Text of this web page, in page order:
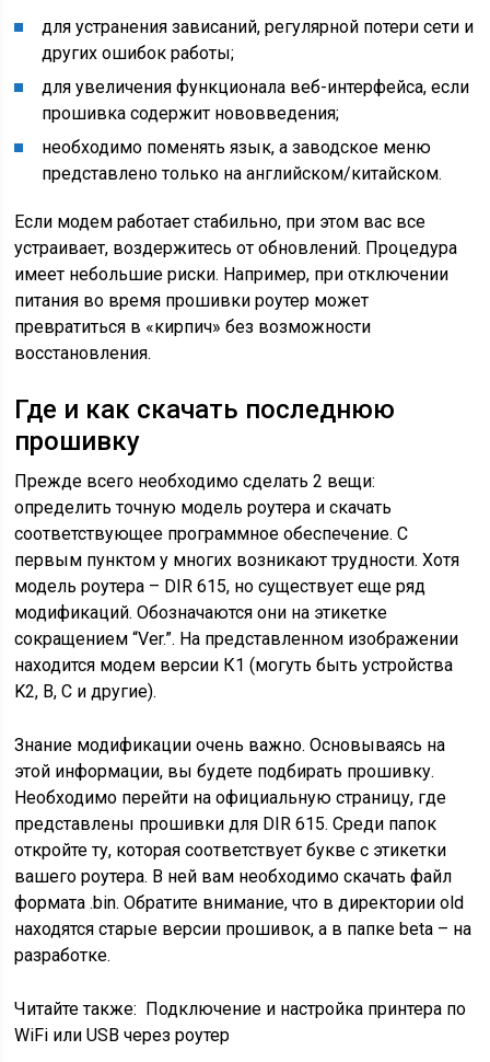
для устранения зависаний, регулярной потери сети и
других ошибок работы;
для увеличения функционала веб-интерфейса, если
прошивка содержит нововведения;
необходимо поменять язык, а заводское меню
представлено только на английском/китайском.
Если модем работает стабильно, при этом вас все
устраивает, воздержитесь от обновлений. Процедура
имеет небольшие риски. Например, при отключении
питания во время прошивки роутер может
превратиться в «кирпич» без возможности
восстановления.
Где и как скачать последнюю
прошивку
Прежде всего необходимо сделать 2 вещи:
определить точную модель роутера и скачать
соответствующее программное обеспечение. С
первым пунктом у многих возникают трудности. Хотя
модель роутера – DIR 615, но существует еще ряд
модификаций. Обозначаются они на этикетке
сокращением “Ver.”. На представленном изображении
находится модем версии К1 (могуть быть устройства
K2, B, С и другие).
Знание модификации очень важно. Основываясь на
этой информации, вы будете подбирать прошивку.
Необходимо перейти на официальную страницу, где
представлены прошивки для DIR 615. Среди папок
откройте ту, которая соответствует букве с этикетки
вашего роутера. В ней вам необходимо скачать файл
формата .bin. Обратите внимание, что в директории old
находятся старые версии прошивок, а в папке beta – на
разработке.
Читайте также: Подключение и настройка принтера по
WiFi или USB через роутер